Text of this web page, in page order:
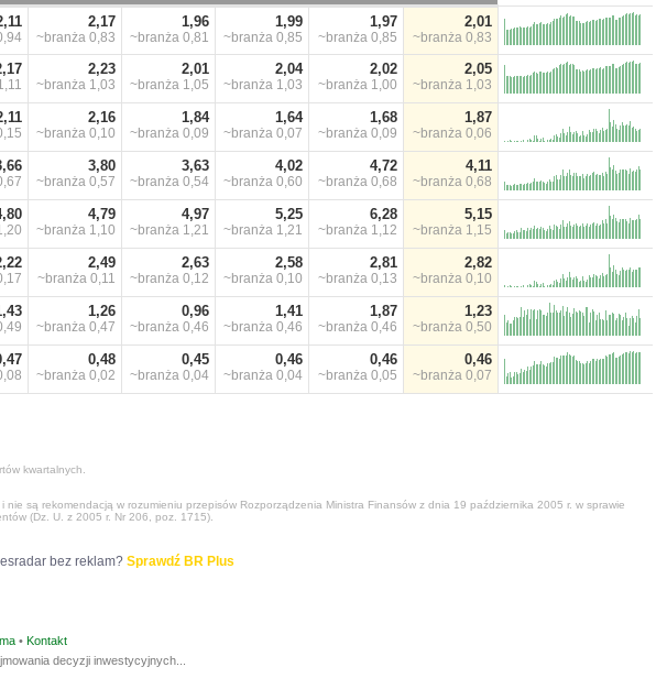
2,17
~branża 0,83
1,96
~branża 0,81
1,99
~branża 0,85
1,97
~branża 0,85
2,01
~branża 0,83
2,23
~branża 1,03
2,01
~branża 1,05
2,04
~branża 1,03
2,02
~branża 1,00
2,05
~branża 1,03
2,16
~branża 0,10
1,84
~branża 0,09
1,64
~branża 0,07
1,68
~branża 0,09
1,87
~branża 0,06
3,80
~branża 0,57
3,63
~branża 0,54
4,02
~branża 0,60
4,72
~branża 0,68
4,11
~branża 0,68
4,79
~branża 1,10
4,97
~branża 1,21
5,25
~branża 1,21
6,28
~branża 1,12
5,15
~branża 1,15
2,49
~branża 0,11
2,63
~branża 0,12
2,58
~branża 0,10
2,81
~branża 0,13
2,82
~branża 0,10
1,26
~branża 0,47
0,96
~branża 0,46
1,41
~branża 0,46
1,87
~branża 0,46
1,23
~branża 0,50
0,48
~branża 0,02
0,45
~branża 0,04
0,46
~branża 0,04
0,46
~branża 0,05
0,46
~branża 0,07
kwartalnych.
są rekomendacją w rozumieniu przepisów Rozporządzenia Ministra Finansów z dnia 19 października 2005 r. w sprawie
(Dz. U. z 2005 r. Nr 206, poz. 1715).
bez reklam? Sprawdź BR Plus
• Kontakt
decyzji inwestycyjnych...